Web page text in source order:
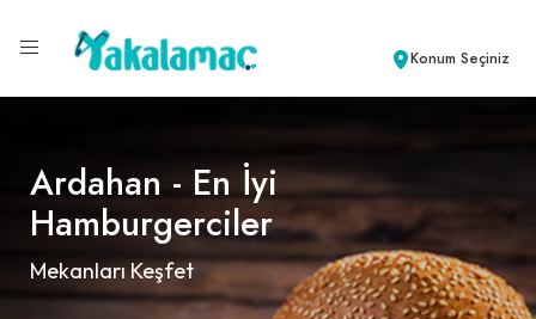
Konum Seçiniz
Ardahan - En İyi
Hamburgerciler
Mekanları Keşfet